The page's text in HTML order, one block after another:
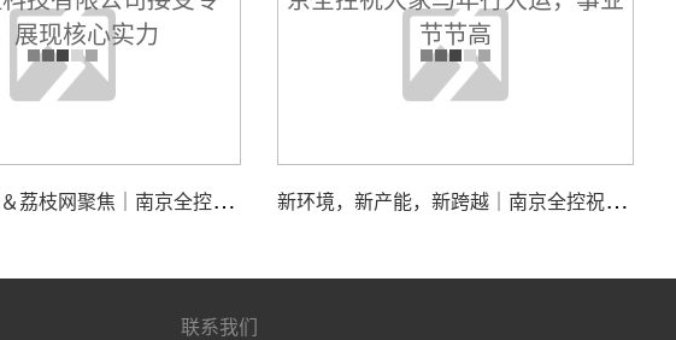
江
苏国际频道＆荔枝网聚焦｜南京全控科技有限公司接受专访，展现核心实力 新
环境，新产能，新跨越｜南京全控祝大家马年行大运，事业节节高
联系我们